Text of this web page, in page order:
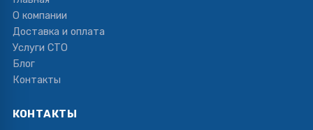
О компании
Доставка и оплата
Услуги СТО
Блог
Контакты
КОНТАКТЫ